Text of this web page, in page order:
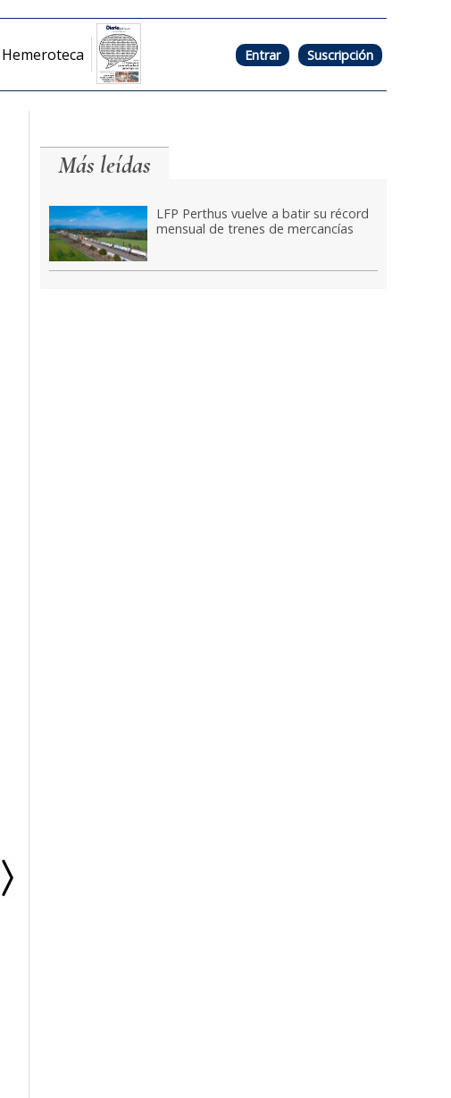
Hemeroteca Entrar Suscripción
Más leídas
LFP Perthus vuelve a batir su récord
mensual de trenes de mercancías